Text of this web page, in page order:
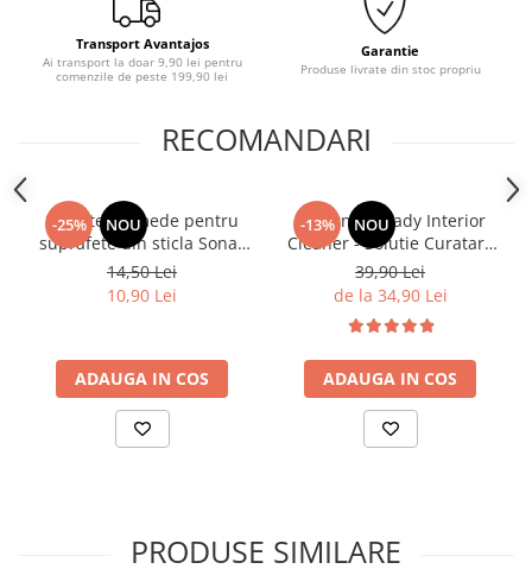
Transport Avantajos
Ai transport la doar 9,90 lei pentru
comenzile de peste 199,90 lei
Garantie
Produse livrate din stoc propriu
RECOMANDARI
-25% NOU
Servetele umede pentru
suprafete din sticla Sonax
,10buc
14,50 Lei
10,90 Lei
ADAUGA IN COS
-13% NOU
Deturner Ready Interior
Cleaner - Solutie Curatare
Interior cu pH Neutru si
Efect Antibacterian 250ml
39,90 Lei
de la 34,90 Lei
ADAUGA IN COS
PRODUSE SIMILARE